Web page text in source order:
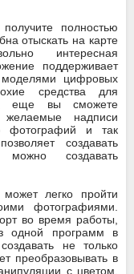
полностью
отыскать на карте
интересная
поддерживает
цифровых
средства для
а еще вы сможете
надписи
фотографий и так
создавать
создавать
легко пройти
фотографиями.
во время работы,
одной программ в
не только
преобразовывать в
с цветом,